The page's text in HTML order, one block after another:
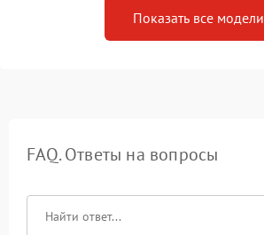
Показать все модели
FAQ. Ответы на вопросы